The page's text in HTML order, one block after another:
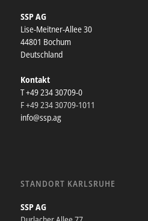
SSP AG
Lise-Meitner-Allee 30
44801 Bochum
Deutschland
Kontakt
T +49 234 30709-0
F +49 234 30709-1011
info@ssp.ag
STANDORT KARLSRUHE
SSP AG